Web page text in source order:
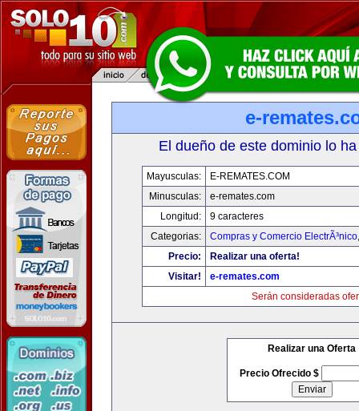
e-
El dueño de este dominio lo
Mayusculas:
E-REMATES.COM
Minusculas:
e-remates.com
Longitud:
9 caracteres
Categorias:
Compras y Comercio ElectrÃ³nico
Precio:
Realizar una oferta!
Visitar!
e-remates.com
Serán consideradas
Realizar una Oferta
Precio Ofrecido $